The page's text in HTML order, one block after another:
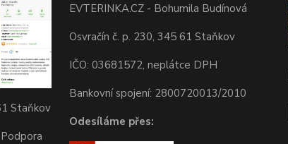
Staňkov
EVTERINKA.CZ - Bohumila Budínová
Osvračín č. p. 230, 345 61 Staňkov
IČO: 03681572, neplátce DPH
Bankovní spojení: 2800720013/2010
Odesíláme přes: